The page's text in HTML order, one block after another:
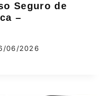
Seguro de
–
06/2026